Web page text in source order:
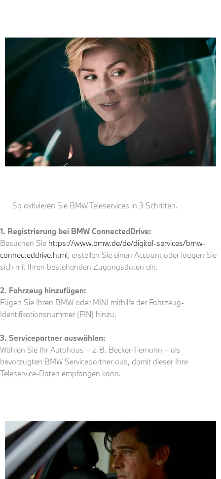
So aktivieren Sie BMW Teleservices in 3 Schritten.
1. Registrierung bei BMW ConnectedDrive:
Besuchen Sie https://www.bmw.de/de/digital-services/bmw-
connecteddrive.html, erstellen Sie einen Account oder loggen Sie
sich mit Ihren bestehenden Zugangsdaten ein.
2. Fahrzeug hinzufügen:
Fügen Sie Ihren BMW oder MINI mithilfe der Fahrzeug-
Identifikationsnummer (FIN) hinzu.
3. Servicepartner auswählen:
Wählen Sie Ihr Autohaus – z. B. Becker-Tiemann – als
bevorzugten BMW Servicepartner aus, damit dieser Ihre
Teleservice-Daten empfangen kann.